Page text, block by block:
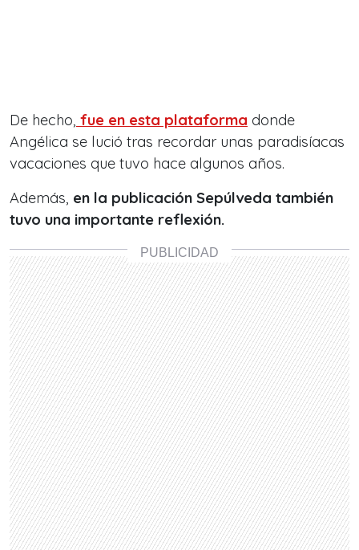
De hecho, fue en esta plataforma donde
Angélica se lució tras recordar unas paradisíacas
vacaciones que tuvo hace algunos años.
Además, en la publicación Sepúlveda también
tuvo una importante reflexión.